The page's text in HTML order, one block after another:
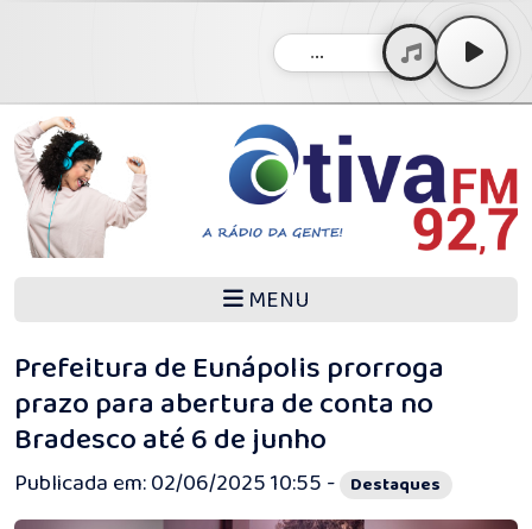
...
MENU
Prefeitura de Eunápolis prorroga
prazo para abertura de conta no
Bradesco até 6 de junho
Publicada em: 02/06/2025 10:55 - Destaques